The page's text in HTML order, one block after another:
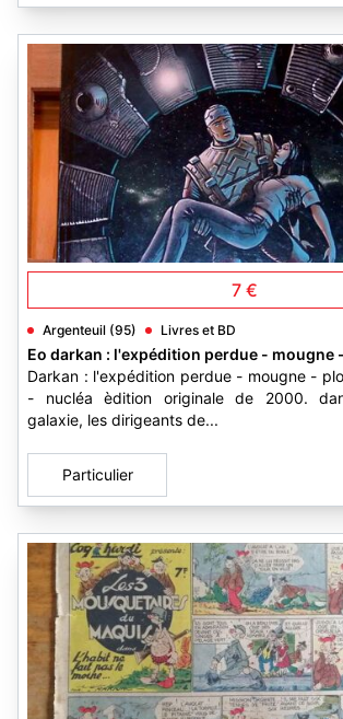
7 €
Argenteuil (95) Livres et BD
Eo darkan : l'expédition perdue - mougne
Darkan : l'expédition perdue - mougne -
- nucléa èdition originale de 2000.
galaxie, les dirigeants de...
Particulier